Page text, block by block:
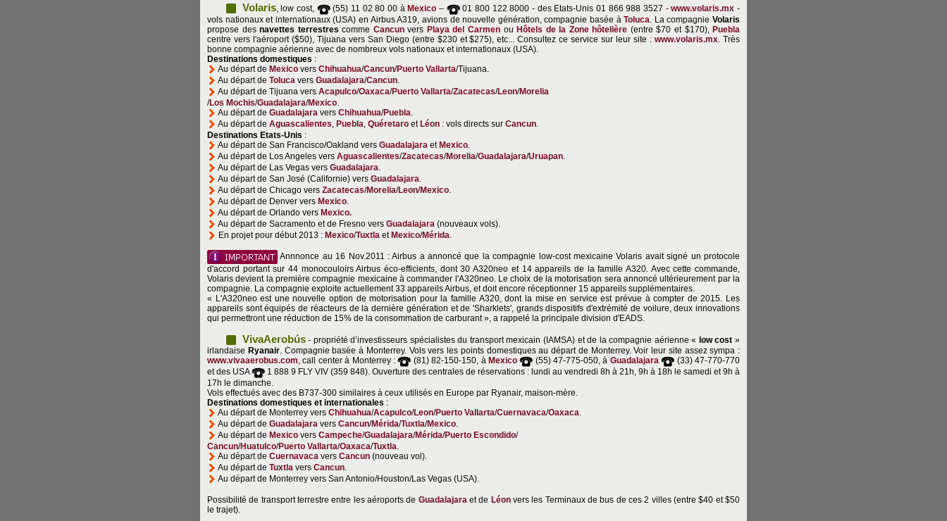
Volaris, low cost, (55) 11 02 80 00 àMexico – 01 800 122 8000 - des Etats-Unis 01 866 988 3527 -www.volaris.mx -
vols nationaux et internationaux (USA) en Airbus A319, avions de nouvelle génération, compagnie basée àToluca . La compagnieVolaris
propose desnavettes terrestres comme Cancunvers Playa del Carmen ouHôtels de la Zone hôtelière (entre $70 et $170),Puebla
centre vers l'aéroport ($50), Tijuana vers San Diego (entre $230 et $275), etc... Consultez ce service sur leur site :www.volaris.mx . Très
bonne compagnie aérienne avec de nombreux vols nationaux et internationaux (USA).
Destinations domestiques :
Au départ de Mexico vers Chihuahua/Cancun/Puerto Vallarta/Tijuana.
Au départ de Toluca vers Guadalajara/Cancun
Au départ de Tijuana vers Acapulco/Oaxaca/Puerto Vallarta/Zacatecas/Leon/Morelia
/Los Mochis/Guadalajara/Mexico
Au départ de Guadalajara vers Chihuahua/Puebla
Au départ de Aguascalientes Puebla Quéretaro etLéon : vols directs sur Cancun
Destinations Etats-Unis :
Au départ de San Francisco/Oakland vers Guadalajara etMexico
Au départ de Los Angeles vers Aguascalientes/Zacatecas/Morelia/Guadalajara/Uruapan
Au départ de Las Vegas vers Guadalajara
Au départ de San José (Californie) vers Guadalajara
Au départ de Chicago vers Zacatecas/Morelia/Leon/Mexico
Au départ de Denver vers Mexico
Au départ de Orlando vers Mexico.
Au départ de Sacramento et de Fresno vers Guadalajara (nouveaux vols).
En projet pour début 2013 : Mexico/Tuxtla etMexico/Mérida
Annnonce au 16 Nov.2011 : Airbus a annoncé que la compagnie low-cost mexicaine Volaris avait signé un protocole
d'accord portant sur 44 monocouloirs Airbus éco-efficients, dont 30 A320neo et 14 appareils de la famille A320. Avec cette commande,
Volaris devient la première compagnie mexicaine à commander l'A320neo. Le choix de la motorisation sera annoncé ultérieurement par la
compagnie. La compagnie exploite actuellement 33 appareils Airbus, et doit encore réceptionner 15 appareils supplémentaires.
« L'A320neo est une nouvelle option de motorisation pour la famille A320, dont la mise en service est prévue à compter de 2015. Les
appareils sont équipés de réacteurs de la dernière génération et de 'Sharklets', grands dispositifs d'extrémité de voilure, deux innovations
qui permettront une réduction de 15% de la consommation de carburant », a rappelé la principale division d'EADS.
VivaAerobús- propriété d’investisseurs spécialistes du transport mexicain (IAMSA) et de la compagnie aérienne « low cost »
irlandaise Ryanair. Compagnie basée à Monterrey. Vols vers les points domestiques au départ de Monterrey. Voir leur site assez sympa :
www.vivaaerobus.com, call center à Monterrey : (81) 82-150-150, à Mexico (55) 47-775-050, à Guadalajara
(33) 47-770-770
et des USA
1 888 9 FLY VIV (359 848). Ouverture des centrales de réservations : lundi au vendredi 8h à 21h, 9h à 18h le samedi et 9h à
17h le dimanche.
Vols effectués avec des B737-300 similaires à ceux utilisés en Europe par Ryanair, maison-mère.
Destinations domestiques et internationales :
Au départ de Monterrey vers Chihuahua/Acapulco/Leon/Puerto Vallarta/Cuernavaca/Oaxaca.
Au départ de Guadalajara vers Cancun/Mérida/Tuxtla/Mexico.
Au départ de Mexico vers Campeche/Guadalajara/Mérida/Puerto Escondido/
Cancun/Huatulco/Puerto Vallarta/Oaxaca/Tuxtla.
Au départ de Cuernavaca vers Cancun (nouveau vol).
Au départ de Tuxtla vers Cancun.
Au départ de Monterrey vers San Antonio/Houston/Las Vegas (USA).
Possibilité de transport terrestre entre les aéroports de Guadalajaraet de Léonvers les Terminaux de bus de ces 2 villes (entre $40 et $50
le trajet).